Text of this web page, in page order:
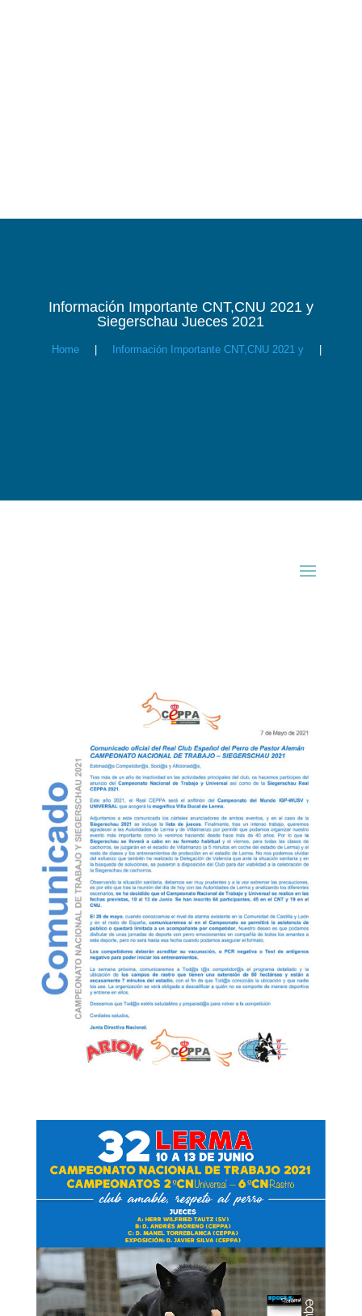
Información Importante CNT,CNU 2021 y
Siegerschau Jueces 2021
Home Información Importante CNT,CNU 2021 y